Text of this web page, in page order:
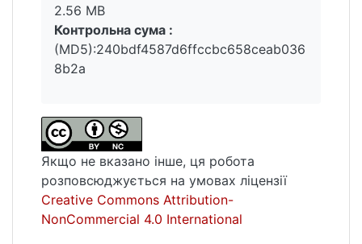
2.56 MB
Контрольна сума :
(MD5):240bdf4587d6ffccbc658ceab036
8b2a
Якщо не вказано інше, ця робота
розповсюджується на умовах ліцензії
Creative Commons Attribution-
NonCommercial 4.0 International